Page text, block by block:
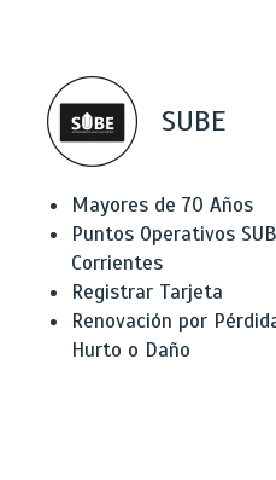
SUBE
Mayores de 70 Años
Puntos Operativos
Corrientes
Registrar Tarjeta
Renovación por
Hurto o Daño